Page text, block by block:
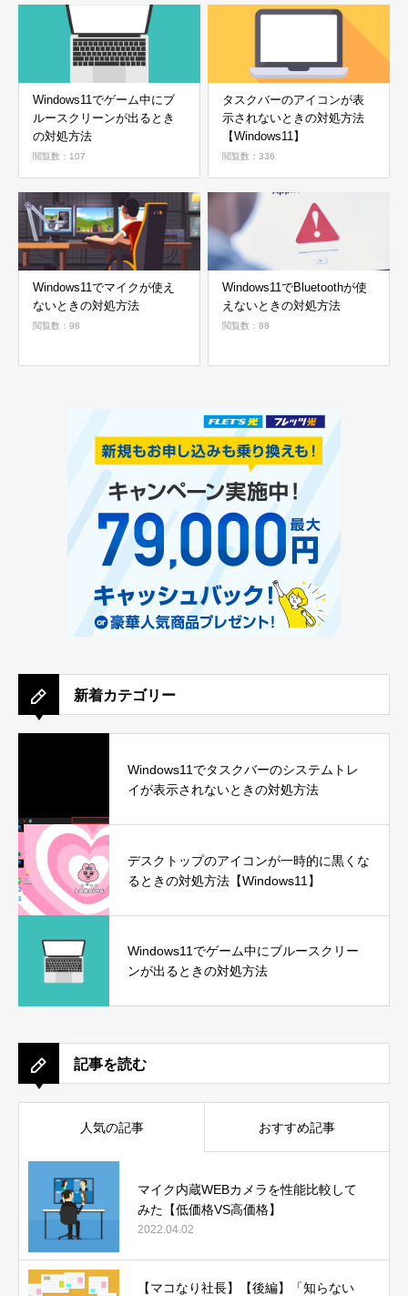
Windows11でゲーム中にブ
ルースクリーンが出るとき
の対処方法
閲覧数：107
タスクバーのアイコンが表
示されないときの対処方法
【Windows11】
閲覧数：336
Windows11でマイクが使え
ないときの対処方法
閲覧数：98
Windows11でBluetoothが使
えないときの対処方法
閲覧数：88
新着カテゴリー
Windows11でタスクバーのシステムトレ
イが表示されないときの対処方法
デスクトップのアイコンが一時的に黒くな
るときの対処方法【Windows11】
Windows11でゲーム中にブルースクリー
ンが出るときの対処方法
記事を読む
人気の記事 おすすめ記事
マイク内蔵WEBカメラを性能比較して
みた【低価格VS高価格】
2022.04.02
【マコなり社長】【後編】「知らない